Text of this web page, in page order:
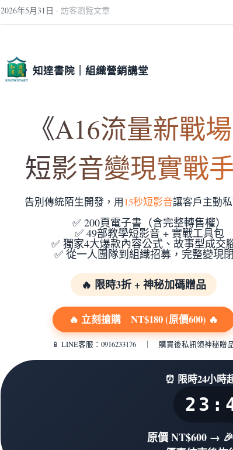
2026年5月31日 · 訪客瀏覽文章
知達書院｜組織營銷講堂
《A16流量新戰場
短影音變現實戰
告別傳統陌生開發，用15秒短影音讓客戶主動私
✅ 200頁電子書（含完整轉售權）
✅ 49部教學短影音 + 實戰工具包
✅ 獨家4大爆款內容公式、故事型成交
✅ 從一人團隊到組織招募，完整變現
🔥 限時3折 + 神秘加碼贈品
🔥 立刻搶購 NT$180 (原價600) 🔥
📱 LINE客服：0916233176 ｜ 購買後私訊領神秘贈
⏰ 限時24小時
原價 NT$600 →